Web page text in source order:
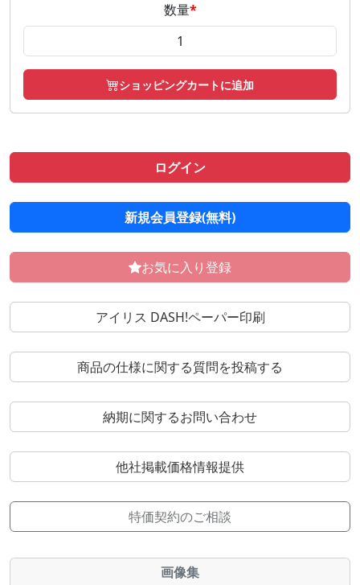
数量*
ショッピングカートに追加
ログイン
新規会員登録(無料)
お気に入り登録
アイリス DASH!ペーパー印刷
商品の仕様に関する質問を投稿する
納期に関するお問い合わせ
他社掲載価格情報提供
特価契約のご相談
画像集